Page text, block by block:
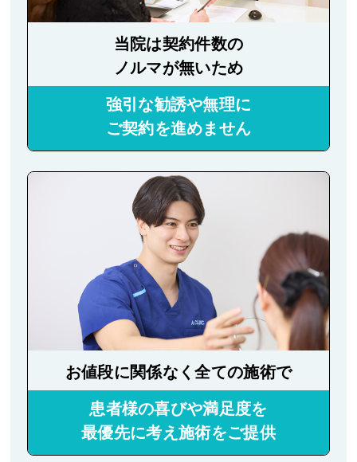
当院は契約件数の
ノルマが無いため
強引な勧誘や無理に
ご契約を進めません
お値段に関係なく全ての施術で
患者様の喜びや満足度を
最優先に考え施術をご提供